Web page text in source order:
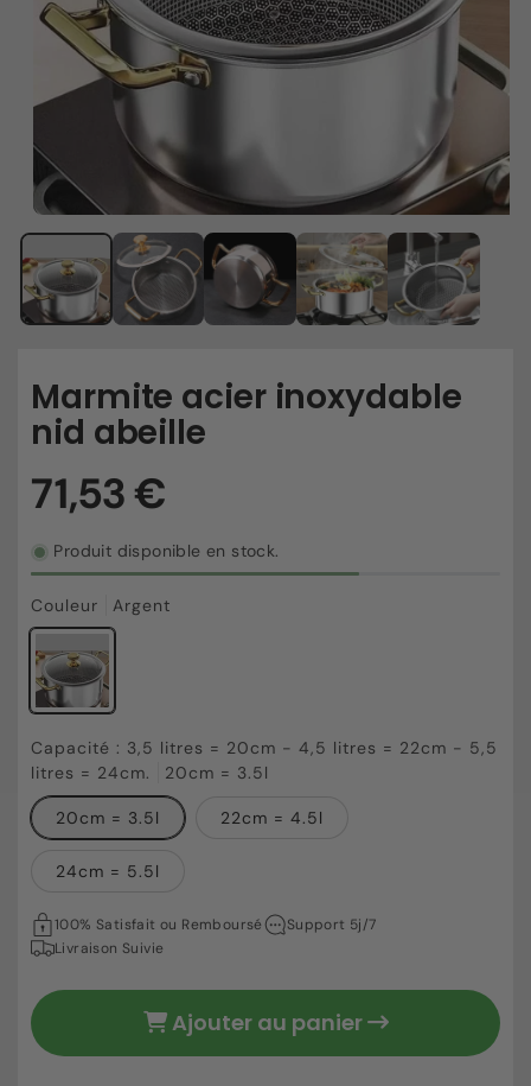
Marmite acier inoxydable
nid abeille
Prix
habituel
71,53 €
Produit disponible en stock.
Couleur Argent
Capacité : 3,5 litres = 20cm - 4,5 litres = 22cm - 5,5
litres = 24cm.
20cm = 3.5l
20cm = 3.5l 22cm = 4.5l
24cm = 5.5l
100% Satisfait ou Remboursé
Support 5j/7
Livraison Suivie
Ajouter au panier